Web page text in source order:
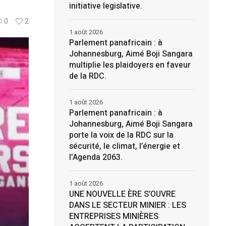
0 2
initiative legislative.
Parlement panafricain : à
Johannesburg, Aimé Boji Sangara
multiplie les plaidoyers en faveur
de la RDC.
1 août 2026
Parlement panafricain : à
Johannesburg, Aimé Boji Sangara
porte la voix de la RDC sur la
sécurité, le climat, l’énergie et
l’Agenda 2063.
1 août 2026
UNE NOUVELLE ÈRE S’OUVRE
DANS LE SECTEUR MINIER : LES
ENTREPRISES MINIÈRES
1 août 2026